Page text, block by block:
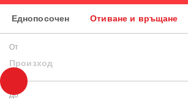
Еднопосочен Отиване и връщане
От
Произход
До